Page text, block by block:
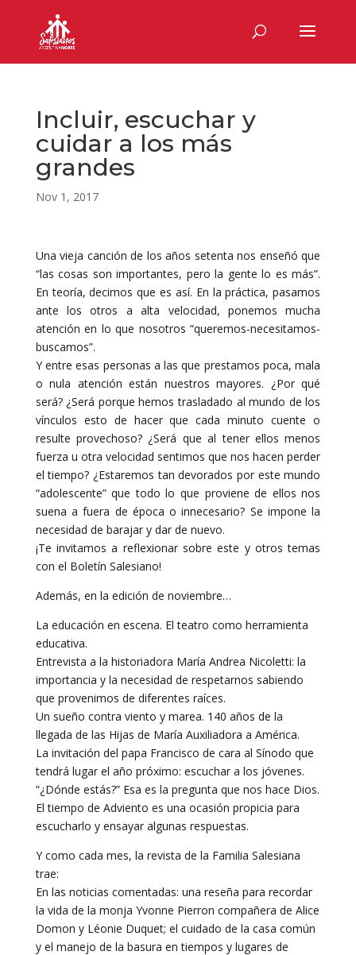
Incluir, escuchar y
cuidar a los más
grandes
Nov 1, 2017
Una vieja canción de los años setenta nos enseñó que
“las cosas son importantes, pero la gente lo es más”.
En teoría, decimos que es así. En la práctica, pasamos
ante los otros a alta velocidad, ponemos mucha
atención en lo que nosotros “queremos-necesitamos-
buscamos”.
Y entre esas personas a las que prestamos poca, mala
o nula atención están nuestros mayores. ¿Por qué
será? ¿Será porque hemos trasladado al mundo de los
vínculos esto de hacer que cada minuto cuente o
resulte provechoso? ¿Será que al tener ellos menos
fuerza u otra velocidad sentimos que nos hacen perder
el tiempo? ¿Estaremos tan devorados por este mundo
“adolescente” que todo lo que proviene de ellos nos
suena a fuera de época o innecesario? Se impone la
necesidad de barajar y dar de nuevo.
¡Te invitamos a reflexionar sobre este y otros temas
con el Boletín Salesiano!
Además, en la edición de noviembre…
La educación en escena. El teatro como herramienta
educativa.
Entrevista a la historiadora María Andrea Nicoletti: la
importancia y la necesidad de respetarnos sabiendo
que provenimos de diferentes raíces.
Un sueño contra viento y marea. 140 años de la
llegada de las Hijas de María Auxiliadora a América.
La invitación del papa Francisco de cara al Sínodo que
tendrá lugar el año próximo: escuchar a los jóvenes.
“¿Dónde estás?” Esa es la pregunta que nos hace Dios.
El tiempo de Adviento es una ocasión propicia para
escucharlo y ensayar algunas respuestas.
Y como cada mes, la revista de la Familia Salesiana
trae:
En las noticias comentadas: una reseña para recordar
la vida de la monja Yvonne Pierron compañera de Alice
Domon y Léonie Duquet; el cuidado de la casa común
y el manejo de la basura en tiempos y lugares de